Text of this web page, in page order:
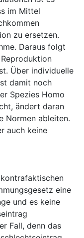
im Mittel
zu ersetzen.
Daraus folgt
Über individuelle
damit noch
Spezies Homo
ändert daran
Normen ableiten.
auch keine
eine
und es keine
Fall, denn das